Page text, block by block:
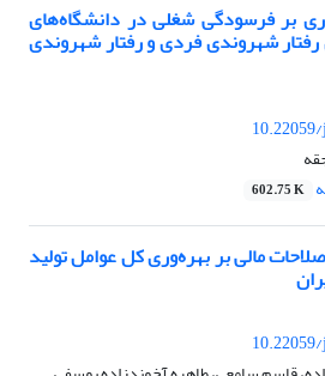
بر فرسودگی شغلی در دانشگاه‌های
شهروندی فردی و رفتار شهروندی
602.75 K
مالی بر بهره‌وری کل عوامل تولید